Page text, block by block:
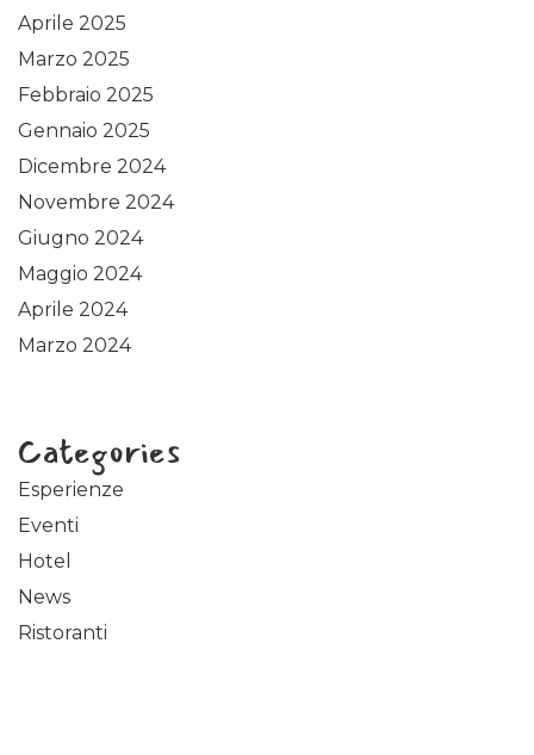
Aprile 2025
Marzo 2025
Febbraio 2025
Gennaio 2025
Dicembre 2024
Novembre 2024
Giugno 2024
Maggio 2024
Aprile 2024
Marzo 2024
Categories
Esperienze
Eventi
Hotel
News
Ristoranti